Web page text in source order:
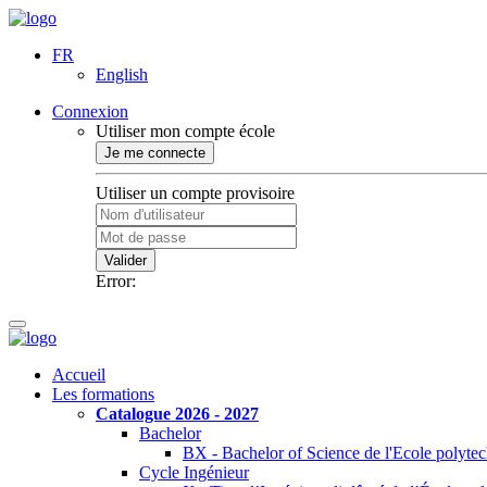
FR
English
Connexion
Utiliser mon compte école
Je me connecte
Utiliser un compte provisoire
Valider
Error:
Accueil
Les formations
Catalogue 2026 - 2027
Bachelor
BX - Bachelor of Science de l'Ecole
Cycle Ingénieur